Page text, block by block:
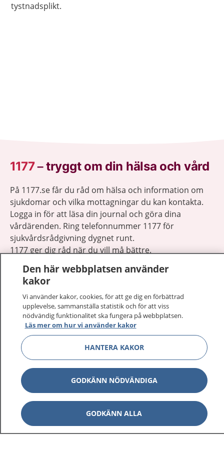
tystnadsplikt.
1177–tryggt om din hälsa och vård
På 1177.se får du råd om hälsa och information om
sjukdomar och vilka mottagningar du kan kontakta.
Logga in för att läsa din journal och göra dina
vårdärenden. Ring telefonnummer 1177 för
sjukvårdsrådgivning dygnet runt.
1177 ger dig råd när du vill må bättre.
1177 på flera språk
Om 1177 Visa
Kontakt Visa
Behandling av personuppgifter
Hantering av kakor
Den här webbplatsen använder
kakor
Vi använder kakor, cookies, för att ge dig en förbättrad
upplevelse, sammanställa statistik och för att viss
nödvändig funktionalitet ska fungera på webbplatsen.
Läs mer om hur vi använder kakor
HANTERA KAKOR
GODKÄNN NÖDVÄNDIGA
GODKÄNN ALLA